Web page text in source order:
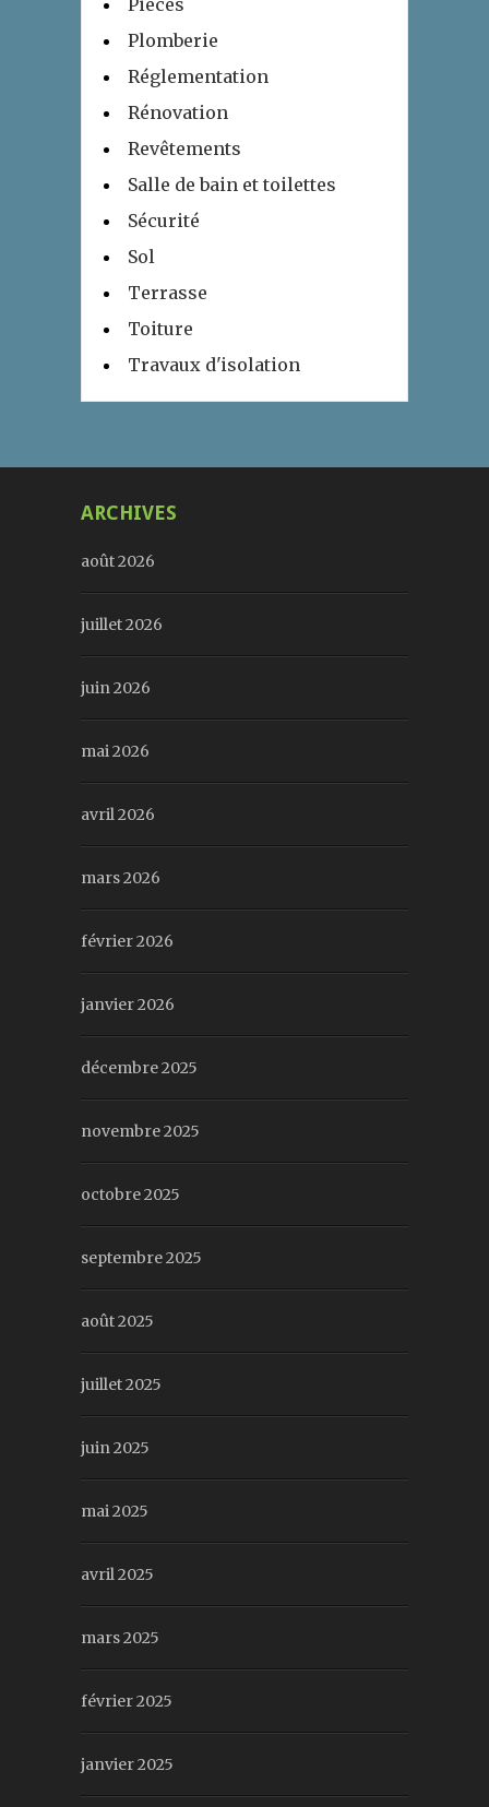
Pièces
Plomberie
Réglementation
Rénovation
Revêtements
Salle de bain et toilettes
Sécurité
Sol
Terrasse
Toiture
Travaux d'isolation
ARCHIVES
août 2026
juillet 2026
juin 2026
mai 2026
avril 2026
mars 2026
février 2026
janvier 2026
décembre 2025
novembre 2025
octobre 2025
septembre 2025
août 2025
juillet 2025
juin 2025
mai 2025
avril 2025
mars 2025
février 2025
janvier 2025